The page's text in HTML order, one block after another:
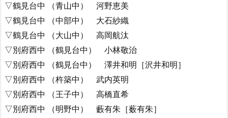
▽鶴見台中 （青山中） 河野恵美
▽鶴見台中 （中部中） 大石紗織
▽鶴見台中 （大山中） 高岡航汰
▽別府西中 （鶴見台中） 小林敬治
▽別府西中 （鶴見台中） 澤井和明［沢井和明］
▽別府西中 （杵築中） 武内英明
▽別府西中 （王子中） 高橋直希
▽別府西中 （明野中） 藪有朱［薮有朱］